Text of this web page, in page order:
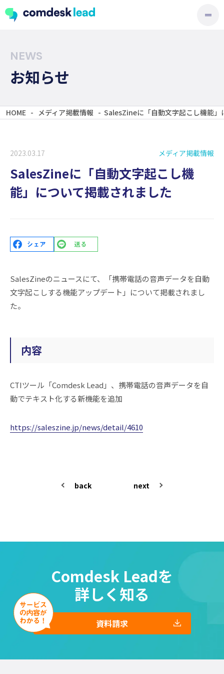
NEWS
お知らせ
HOME - メディア掲載情報 - SalesZineに「自動文字起こし機能」
2023.03.17 メディア掲載情報
SalesZineに「自動文字起こし機
能」について掲載されました
SalesZineのニュースにて、「携帯電話の音声データを自動
文字起こしする機能アップデート」について掲載されまし
た。
内容
CTIツール「Comdesk Lead」、携帯電話の音声データを自
動でテキスト化する新機能を追加
https://saleszine.jp/news/detail/4610
back next
Comdesk Leadを
詳しく知る
資料請求